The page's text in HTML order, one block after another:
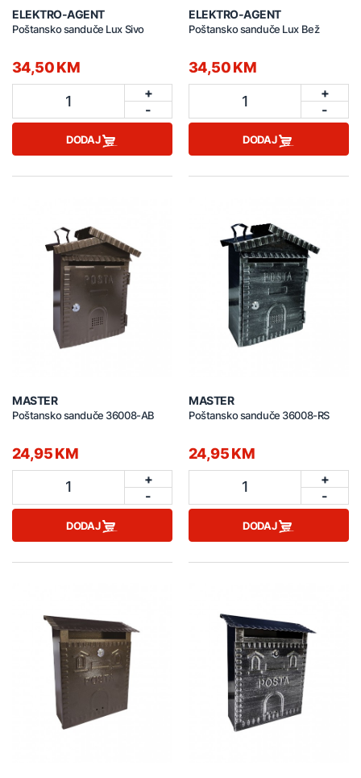
ELEKTRO-AGENT
Poštansko sanduče Lux Sivo
34,50 KM
1
+
-
DODAJ
ELEKTRO-AGENT
Poštansko sanduče Lux Bež
34,50 KM
1
+
-
DODAJ
MASTER
Poštansko sanduče 36008-AB
24,95 KM
1
+
-
DODAJ
MASTER
Poštansko sanduče 36008-RS
24,95 KM
1
+
-
DODAJ